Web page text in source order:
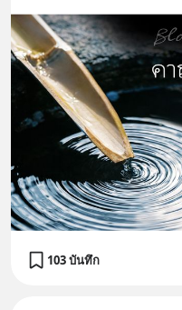
103 บันทึก